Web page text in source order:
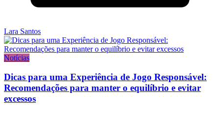
Lara Santos
Notícias
Dicas para uma Experiência de Jogo Responsável:
Recomendações para manter o equilíbrio e evitar
excessos